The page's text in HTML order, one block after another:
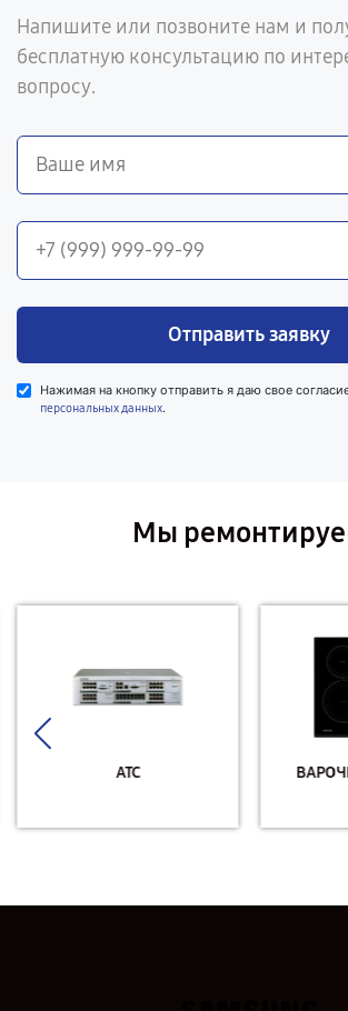
Напишите или позвоните нам и
бесплатную консультацию по
вопросу.
Отправить заявку
Нажимая на кнопку отправить я даю свое
персональных данных.
Мы
АТС